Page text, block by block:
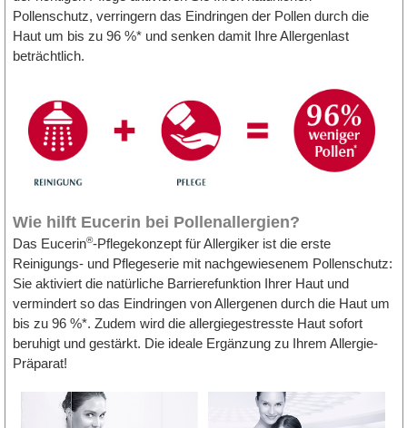
Pollenschutz, verringern das Eindringen der Pollen durch die
Haut um bis zu 96 %* und senken damit Ihre Allergenlast
beträchtlich.
Wie hilft Eucerin bei Pollenallergien?
Das Eucerin®-Pflegekonzept für Allergiker ist die erste
Reinigungs- und Pflegeserie mit nachgewiesenem Pollenschutz:
Sie aktiviert die natürliche Barrierefunktion Ihrer Haut und
vermindert so das Eindringen von Allergenen durch die Haut um
bis zu 96 %*. Zudem wird die allergiegestresste Haut sofort
beruhigt und gestärkt. Die ideale Ergänzung zu Ihrem Allergie-
Präparat!